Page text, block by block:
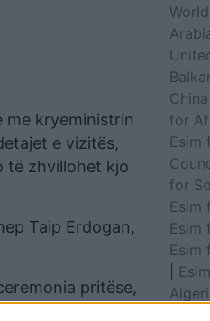
me kryeministrin
e vizitës,
të zhvillohet kjo
Taip Erdogan,
pritëse,
përbashkët
China
for
Esim
for
Esim
Esim
Esim